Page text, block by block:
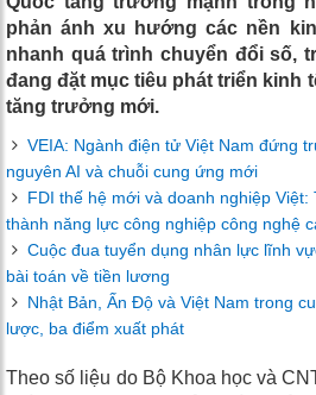
phản ánh xu hướng các nền
nhanh quá trình chuyển đổi số,
đang đặt mục tiêu phát triển kinh
tăng trưởng mới.
VEIA: Ngành điện tử Việt Nam đứng
nguyên AI và chuỗi cung ứng mới
FDI thế hệ mới và doanh nghiệp
thành năng lực công nghiệp công nghệ
Cuộc đua tuyển dụng nhân lực lĩnh
bài toán về tiền lương
Nhật Bản, Ấn Độ và Việt Nam trong
lược, ba điểm xuất phát
Theo số liệu do Bộ Khoa học và